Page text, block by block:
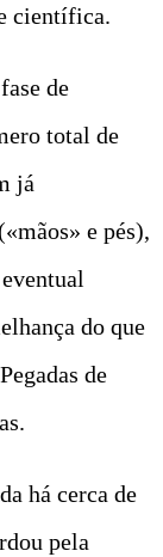
científica.
de
total de
já
e pés),
do que
de
há cerca de
pela